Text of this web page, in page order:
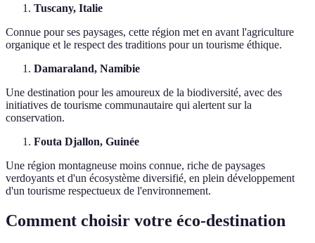
Tuscany, Italie
Connue pour ses paysages, cette région met en avant l'agriculture
organique et le respect des traditions pour un tourisme éthique.
Damaraland, Namibie
Une destination pour les amoureux de la biodiversité, avec des
initiatives de tourisme communautaire qui alertent sur la
conservation.
Fouta Djallon, Guinée
Une région montagneuse moins connue, riche de paysages
verdoyants et d'un écosystème diversifié, en plein développement
d'un tourisme respectueux de l'environnement.
Comment choisir votre éco-destination